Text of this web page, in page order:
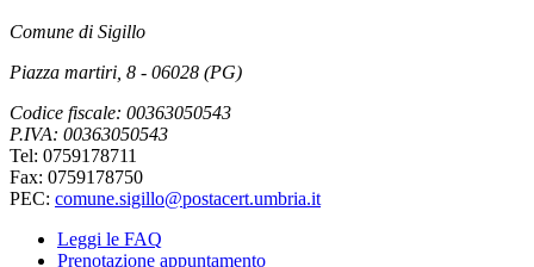
Comune di Sigillo
Piazza martiri, 8 - 06028 (PG)
Codice fiscale: 00363050543
P.IVA: 00363050543
Tel: 0759178711
Fax: 0759178750
PEC: comune.sigillo@postacert.umbria.it
Leggi le FAQ
Prenotazione appuntamento